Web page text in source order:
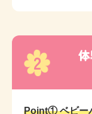
2
Point① ベビー